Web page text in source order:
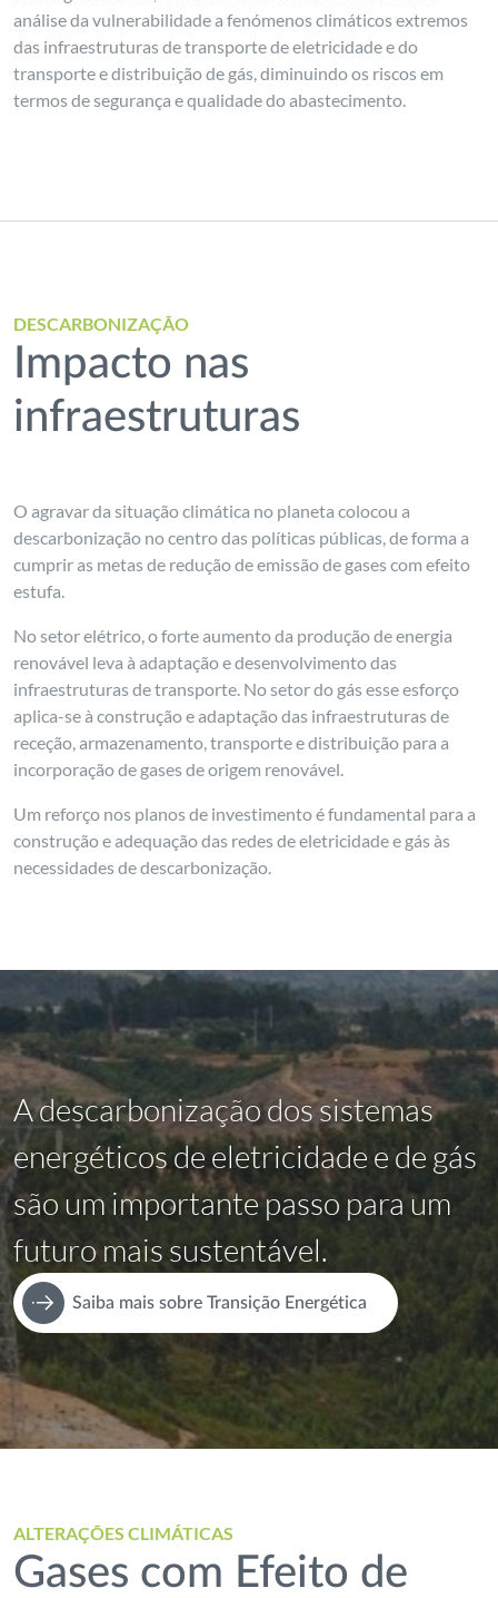
análise da vulnerabilidade a fenómenos climáticos extremos
das infraestruturas de transporte de eletricidade e do
transporte e distribuição de gás, diminuindo os riscos em
termos de segurança e qualidade do abastecimento.
DESCARBONIZAÇÃO
Impacto nas
infraestruturas
O agravar da situação climática no planeta colocou a
descarbonização no centro das políticas públicas, de forma a
cumprir as metas de redução de emissão de gases com efeito
estufa.
No setor elétrico, o forte aumento da produção de energia
renovável leva à adaptação e desenvolvimento das
infraestruturas de transporte. No setor do gás esse esforço
aplica-se à construção e adaptação das infraestruturas de
receção, armazenamento, transporte e distribuição para a
incorporação de gases de origem renovável.
Um reforço nos planos de investimento é fundamental para a
construção e adequação das redes de eletricidade e gás às
necessidades de descarbonização.
A descarbonização dos sistemas
energéticos de eletricidade e de gás
são um importante passo para um
futuro mais sustentável.
Saiba mais sobre Transição Energética
ALTERAÇÕES CLIMÁTICAS
Gases com Efeito de